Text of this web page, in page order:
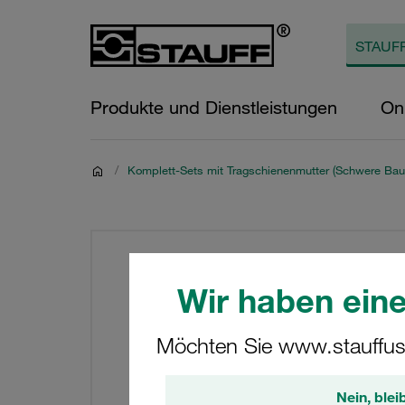
Wir haben
Möchten Sie
Nein,
Produkte und Dienstleistungen
/ Komplett-Sets mit Tragschienenmutter (Schwere